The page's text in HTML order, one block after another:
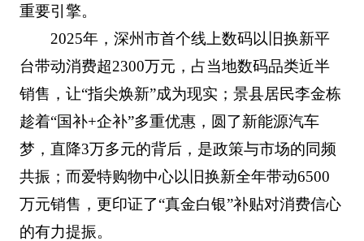
重要引擎。
2025年，深州市首个线上数码以旧换新平
台带动消费超2300万元，占当地数码品类近半
销售，让“指尖焕新”成为现实；景县居民李金栋
趁着“国补+企补”多重优惠，圆了新能源汽车
梦，直降3万多元的背后，是政策与市场的同频
共振；而爱特购物中心以旧换新全年带动6500
万元销售，更印证了“真金白银”补贴对消费信心
的有力提振。